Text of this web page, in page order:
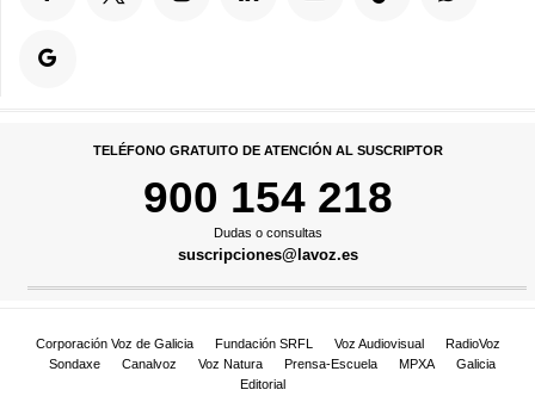
TELÉFONO GRATUITO DE ATENCIÓN AL SUSCRIPTOR
900 154 218
Dudas o consultas
suscripciones@lavoz.es
Corporación Voz de Galicia Fundación SRFL Voz Audiovisual
RadioVoz
Sondaxe
Canalvoz Voz Natura Prensa-Escuela MPXA
Galicia
Editorial